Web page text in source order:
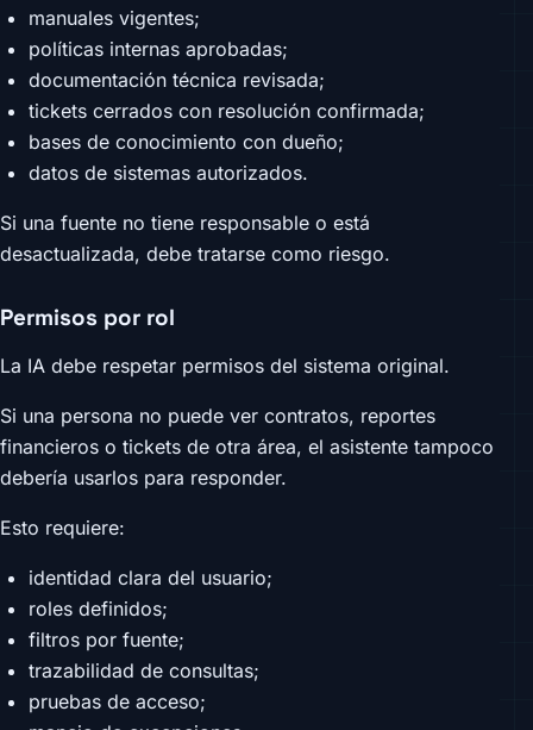
manuales vigentes;
políticas internas aprobadas;
documentación técnica revisada;
tickets cerrados con resolución confirmada;
bases de conocimiento con dueño;
datos de sistemas autorizados.
Si una fuente no tiene responsable o está
desactualizada, debe tratarse como riesgo.
Permisos por rol
La IA debe respetar permisos del sistema original.
Si una persona no puede ver contratos, reportes
financieros o tickets de otra área, el asistente tampoco
debería usarlos para responder.
Esto requiere:
identidad clara del usuario;
roles definidos;
filtros por fuente;
trazabilidad de consultas;
pruebas de acceso;